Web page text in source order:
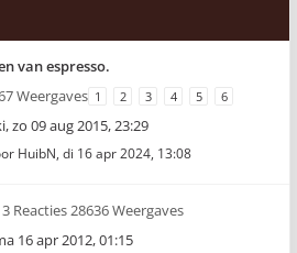
van espresso.
Weergaves 1 2 3 4 5 6
,zo 09 aug 2015, 23:29
HuibN, di 16 apr 2024, 13:08
3 Reacties 28636 Weergaves
16 apr 2012, 01:15